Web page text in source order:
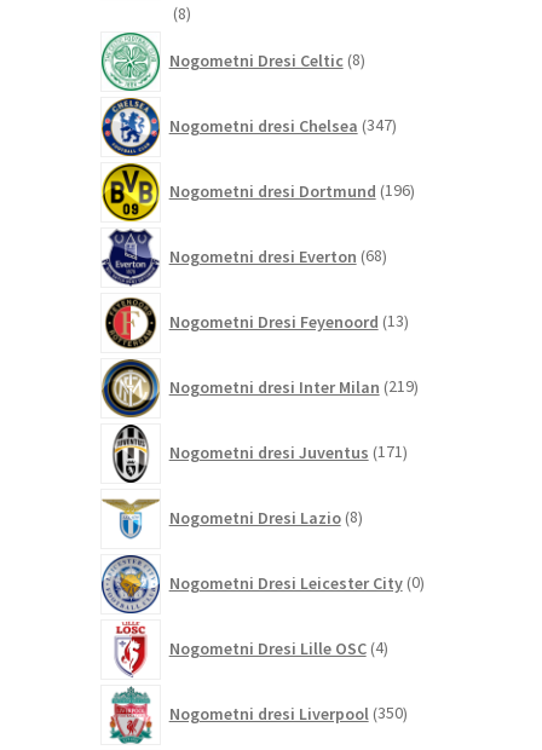
88
Nogometni Dresi Celtic 8izdelkov
Nogometni dresi Chelsea 347izdelkov
Nogometni dresi Dortmund 196izdelkov
Nogometni dresi Everton 68izdelkov
Nogometni Dresi Feyenoord 13izdelkov
Nogometni dresi Inter Milan 219izdelkov
Nogometni dresi Juventus 171izdelkov
Nogometni Dresi Lazio 8izdelkov
Nogometni Dresi Leicester City 0izdelkov
Nogometni Dresi Lille OSC 4izdelki
Nogometni dresi Liverpool 350izdelkov